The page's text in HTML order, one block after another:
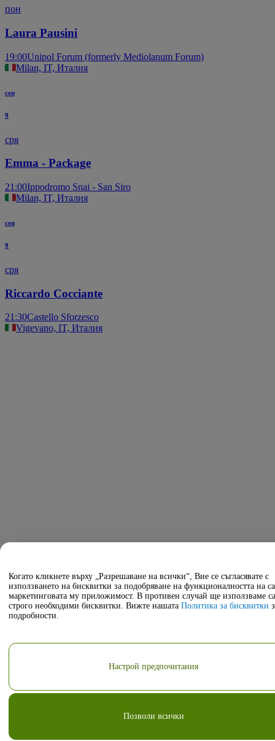
пон
Laura Pausini
19:00Unipol Forum (formerly Mediolanum Forum)
Milan, IT, Италия
сеп
9
сря
Emma - Package
21:00Ippodromo Snai - San Siro
Milan, IT, Италия
сеп
9
сря
Riccardo Cocciante
21:30Castello Sforzesco
Vigevano, IT, Италия
Когато кликнете върху „Разрешаване на всички“, Вие се съгласявате с
използването на бисквитки за подобряване на функционалността на
маркетинговата му приложимост. В противен случай ще използваме
строго необходими бисквитки. Вижте нашата Политика за бисквитки
подробности.
Позволи всички
Настрой предпочитания